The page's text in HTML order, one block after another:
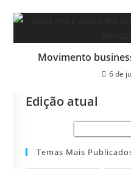
Movimento
6 de
Edição atual
Temas Mais